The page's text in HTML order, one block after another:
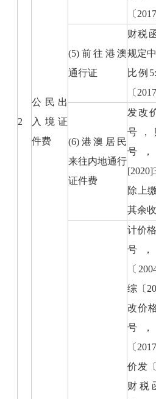
2
公民出
入境证
件费
〔
(5)前往港澳
通行证
财税
规定
比例
〔
(6)港澳居民
来往内地通行
证件费
发改
号，
号
除上
其余
计价
号
〔
综〔
改价
号
〔
价发
财税